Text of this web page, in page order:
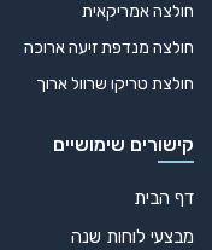
חולצה אמריקאית
חולצה מנדפת זיעה ארוכה
חולצת טריקו שרוול ארוך
קישורים שימושיים
דף הבית
מבצעי לוחות שנה